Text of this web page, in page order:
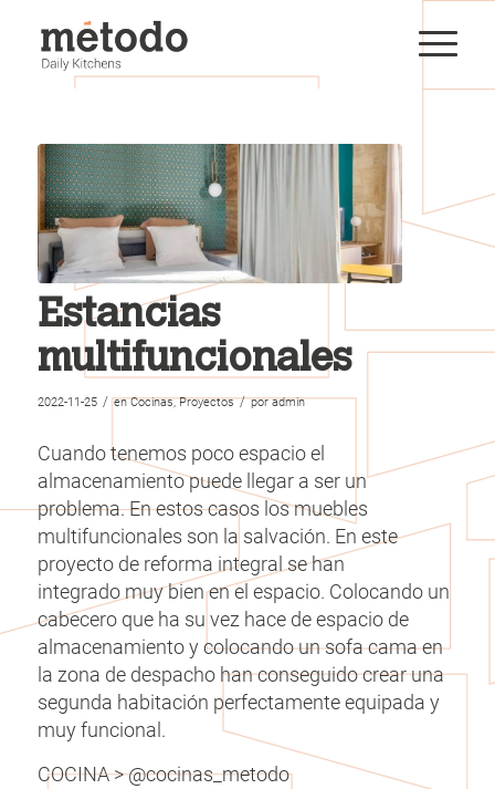
Estancias
multifuncionales
2022-11-25 / enCocinas,Proyectos / poradmin
Cuando tenemos poco espacio el
almacenamiento puede llegar a ser un
problema. En estos casos los muebles
multifuncionales son la salvación. En este
proyecto de reforma integral se han
integrado muy bien en el espacio. Colocando un
cabecero que ha su vez hace de espacio de
almacenamiento y colocando un sofa cama en
la zona de despacho han conseguido crear una
segunda habitación perfectamente equipada y
muy funcional.
COCINA > @cocinas_metodo